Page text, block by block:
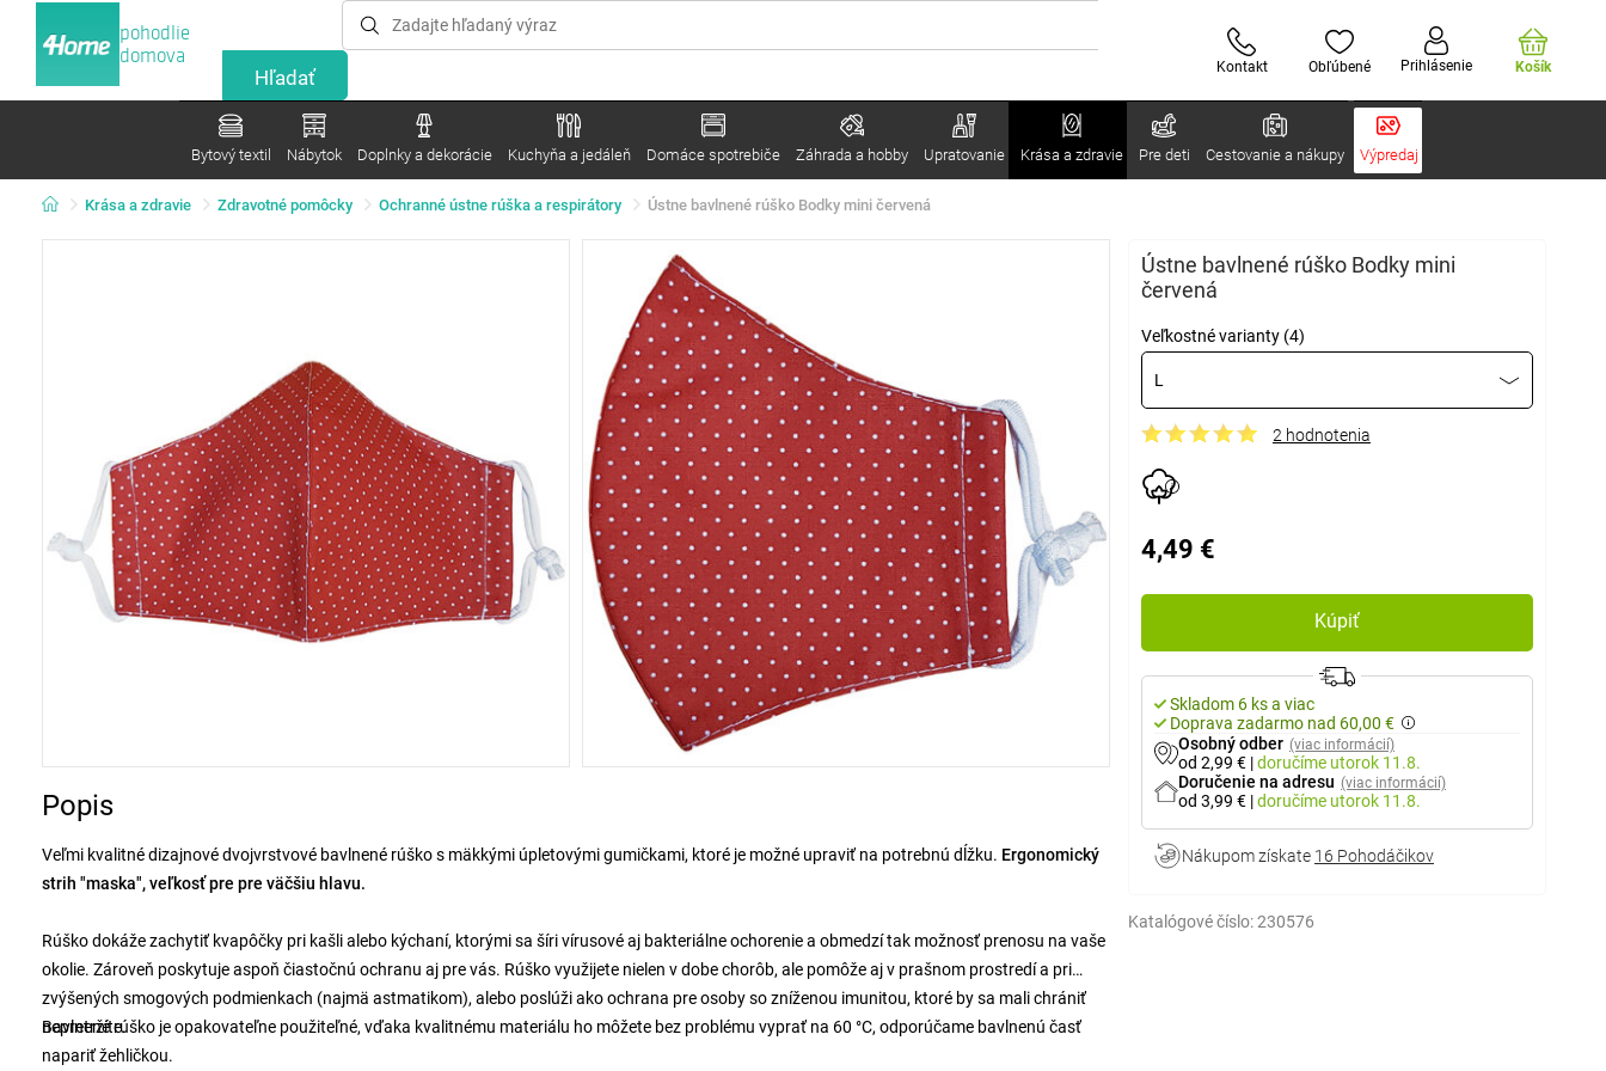
pohodlie
domova
Kontakt Obľúbené Prihlásenie Košík
Bytový textil Nábytok Doplnky a dekorácie Kuchyňa a jedáleň Domáce spotrebiče Záhrada a hobby Upratovanie Krása a zdravie Pre deti Cestovanie a nákupy Výpredaj
Krása a zdravie Zdravotné pomôcky Ochranné ústne rúška a respirátory Ústne bavlnené rúško Bodky mini červená
Ústne bavlnené rúško Bodky mini
červená
Veľkostné varianty (4)
L
2 hodnotenia
4,49 €
Kúpiť
Skladom 6 ks a viac
Doprava zadarmo nad 60,00 €
Osobný odber (viac informácií)
od 2,99 € |doručíme utorok 11.8.
Doručenie na adresu (viac informácií)
od 3,99 € |doručíme utorok 11.8.
Nákupom získate 16 Pohodáčikov
Katalógové číslo:230576
Popis
Veľmi kvalitné dizajnové dvojvrstvové bavlnené rúško s mäkkými úpletovými gumičkami, ktoré je možné upraviť na potrebnú dĺžku. Ergonomický
strih "maska", veľkosť pre pre väčšiu hlavu.
Rúško dokáže zachytiť kvapôčky pri kašli alebo kýchaní, ktorými sa šíri vírusové aj bakteriálne ochorenie a obmedzí tak možnosť prenosu na vaše
okolie. Zároveň poskytuje aspoň čiastočnú ochranu aj pre vás. Rúško využijete nielen v dobe chorôb, ale pomôže aj v prašnom prostredí a pri
zvýšených smogových podmienkach (najmä astmatikom), alebo poslúži ako ochrana pre osoby so zníženou imunitou, ktoré by sa mali chrániť
nepretržite.
Bavlnené rúško je opakovateľne použiteľné, vďaka kvalitnému materiálu ho môžete bez problému vyprať na 60 °C, odporúčame bavlnenú časť
napariť žehličkou.